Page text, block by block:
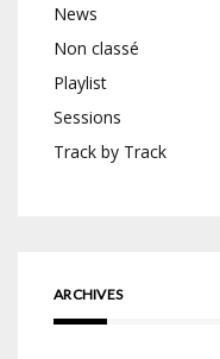
News
Non classé
Playlist
Sessions
Track by Track
ARCHIVES